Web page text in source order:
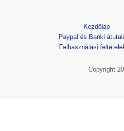
Kezdőlap
Paypal és Banki
Felhasználási
Copyright